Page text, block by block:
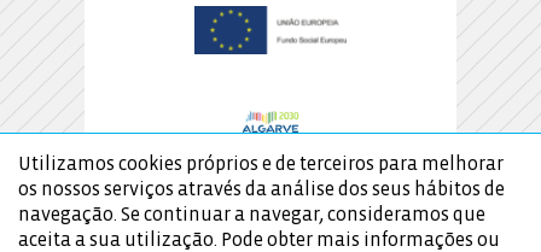
Utilizamos cookies próprios e de terceiros para melhorar
os nossos serviços através da análise dos seus hábitos de
navegação. Se continuar a navegar, consideramos que
aceita a sua utilização. Pode obter mais informações ou